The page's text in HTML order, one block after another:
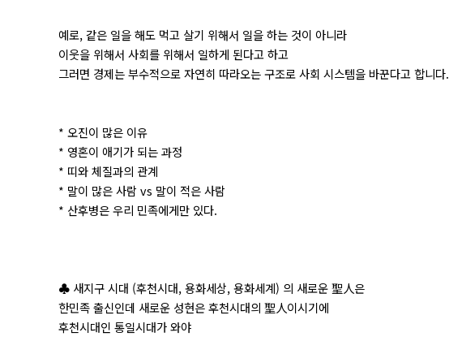
예로, 같은 일을 해도 먹고 살기 위해서 일을 하는 것이 아니라
이웃을 위해서 사회를 위해서 일하게 된다고 하고
그러면 경제는 부수적으로 자연히 따라오는 구조로 사회 시스템을 바꾼다고 합니다.
* 오진이 많은 이유
* 영혼이 애기가 되는 과정
* 띠와 체질과의 관계
* 말이 많은 사람 vs 말이 적은 사람
* 산후병은 우리 민족에게만 있다.
♣ 새지구 시대 (후천시대, 용화세상, 용화세계) 의 새로운 聖人은
한민족 출신인데 새로운 성현은 후천시대의 聖人이시기에
후천시대인 통일시대가 와야